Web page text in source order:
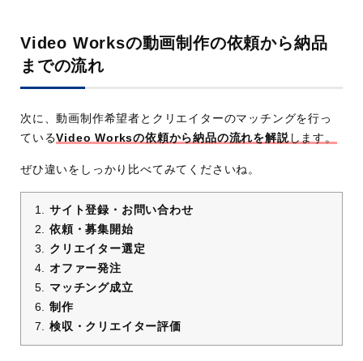
Video Worksの動画制作の依頼から納品
までの流れ
次に、動画制作希望者とクリエイターのマッチングを行っ
ているVideo Worksの依頼から納品の流れを解説 します。
ぜひ違いをしっかり比べてみてくださいね。
サイト登録・お問い合わせ
依頼・募集開始
クリエイター選定
オファー発注
マッチング成立
制作
検収・クリエイター評価